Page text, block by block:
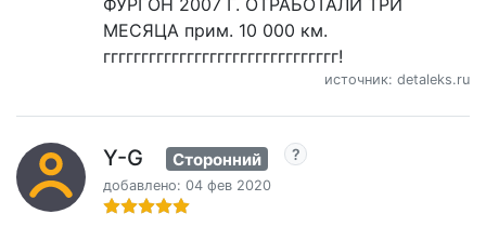
МЕСЯЦА прим. 10 000 км.
ггггггггггггггггггггггггггггггг!
источник: detaleks.ru
Y-G Сторонний
добавлено: 04 фев 2020